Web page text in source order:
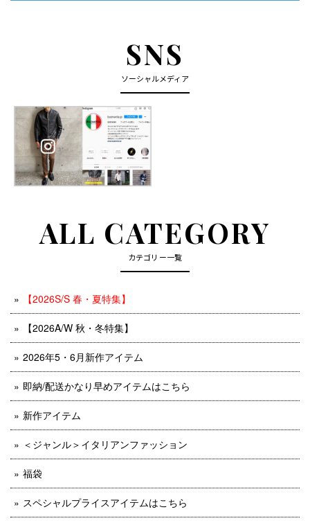
SNS
ソーシャルメディア
ALL CATEGORY
カテゴリー一覧
【2026S/S 春・夏特集】
【2026A/W 秋・冬特集】
2026年5・6月新作アイテム
即納/配送かなり早めアイテムはこちら
新作アイテム
＜ジャンル＞イタリアンファッション
福袋
スペシャルプライスアイテムはこちら